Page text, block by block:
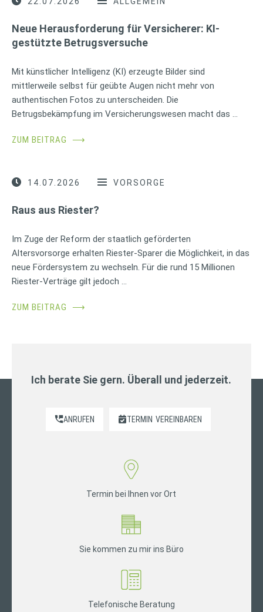
Neue Herausforderung für Versicherer: KI-
gestützte Betrugsversuche
Mit künstlicher Intelligenz (KI) erzeugte Bilder sind
mittlerweile selbst für geübte Augen nicht mehr von
authentischen Fotos zu unterscheiden. Die
Betrugsbekämpfung im Versicherungswesen macht das …
ZUM BEITRAG ⟶
14.07.2026 VORSORGE
Raus aus Riester?
Im Zuge der Reform der staatlich geförderten
Altersvorsorge erhalten Riester-Sparer die Möglichkeit, in das
neue Fördersystem zu wechseln. Für die rund 15 Millionen
Riester-Verträge gilt jedoch …
ZUM BEITRAG ⟶
Ich berate Sie gern. Überall und jederzeit.
ANRUFEN TERMIN VEREINBAREN
Termin bei Ihnen vor Ort
Sie kommen zu mir ins Büro
Telefonische Beratung